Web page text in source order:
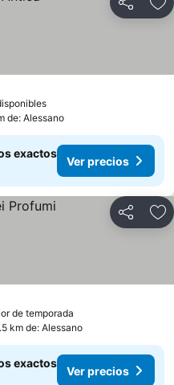
Compartir
de: Alessano
exactos
Ver precios
Compartir
de temporada
km de: Alessano
exactos
Ver precios